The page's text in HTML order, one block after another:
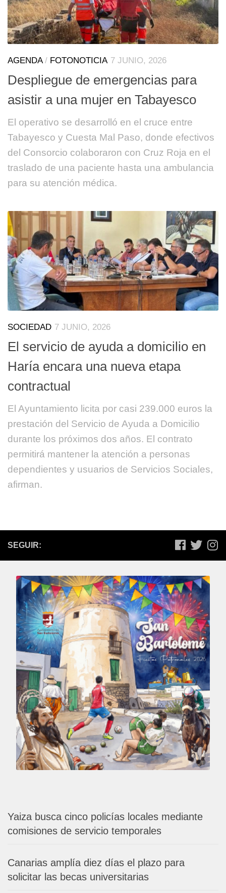
AGENDA/ FOTONOTICIA 7 JUNIO, 2026
Despliegue de emergencias para
asistir a una mujer en Tabayesco
El operativo se desarrolló en el cruce entre
Tabayesco y Cuesta Mal Paso, donde efectivos
del Consorcio colaboraron con Cruz Roja en el
traslado de una paciente hasta una ambulancia
para su atención médica.
SOCIEDAD 7 JUNIO, 2026
El servicio de ayuda a domicilio en
Haría encara una nueva etapa
contractual
El Ayuntamiento licita por casi 239.000 euros la
prestación del Servicio de Ayuda a Domicilio
durante los próximos dos años. El contrato
permitirá mantener la atención a personas
dependientes y usuarios de Servicios Sociales,
afirman.
SEGUIR:
Yaiza busca cinco policías locales mediante
comisiones de servicio temporales
Canarias amplía diez días el plazo para
solicitar las becas universitarias